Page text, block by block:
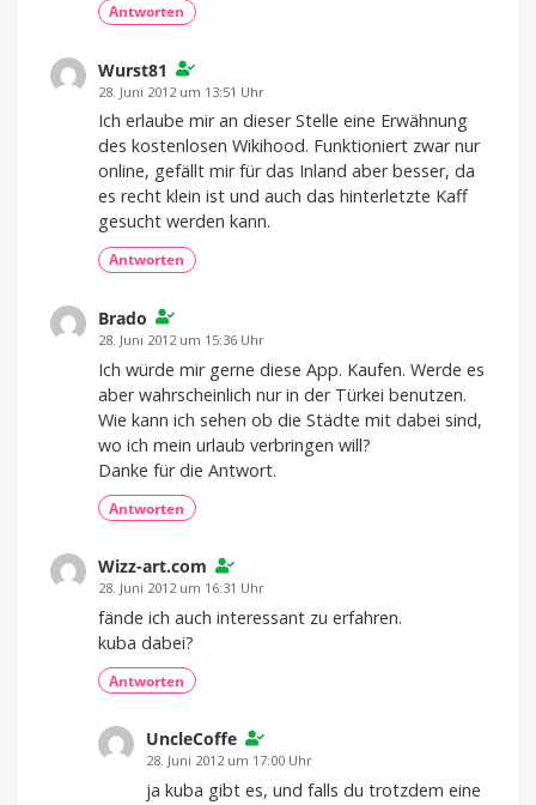
Antworten
Wurst81
28. Juni 2012 um 13:51 Uhr
Ich erlaube mir an dieser Stelle eine Erwähnung
des kostenlosen Wikihood. Funktioniert zwar nur
online, gefällt mir für das Inland aber besser, da
es recht klein ist und auch das hinterletzte Kaff
gesucht werden kann.
Antworten
Brado
28. Juni 2012 um 15:36 Uhr
Ich würde mir gerne diese App. Kaufen. Werde es
aber wahrscheinlich nur in der Türkei benutzen.
Wie kann ich sehen ob die Städte mit dabei sind,
wo ich mein urlaub verbringen will?
Danke für die Antwort.
Antworten
Wizz-art.com
28. Juni 2012 um 16:31 Uhr
fände ich auch interessant zu erfahren.
kuba dabei?
Antworten
UncleCoffe
28. Juni 2012 um 17:00 Uhr
ja kuba gibt es, und falls du trotzdem eine